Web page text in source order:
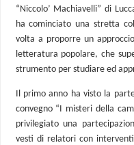
“Niccolo’ Machiavelli” di
ha cominciato una stretta
volta a proporre un
letteratura popolare, che
strumento per studiare ed
Il primo anno ha visto la
convegno “I misteri della
privilegiato una
vesti di relatori con